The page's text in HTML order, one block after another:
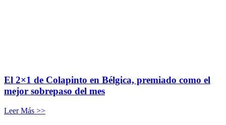
El 2×1 de Colapinto en Bélgica, premiado como el
mejor sobrepaso del mes
Leer Más >>